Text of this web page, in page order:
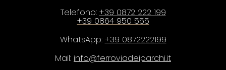
Telefono: +39 0872 222 199
+39 0864 950 555
WhatsApp: +39 0872222199
Mail: info@ferroviadeiparchi.it